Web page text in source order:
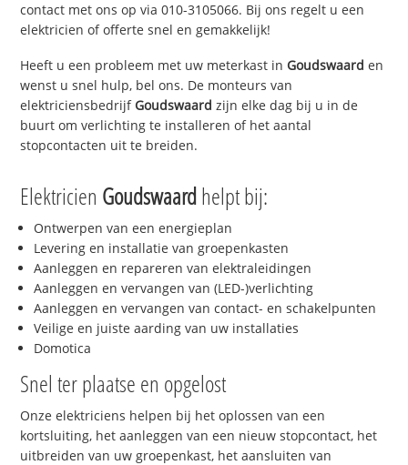
contact met ons op via 010-3105066. Bij ons regelt u een
elektricien of offerte snel en gemakkelijk!
Heeft u een probleem met uw meterkast in Goudswaard en
wenst u snel hulp, bel ons. De monteurs van
elektriciensbedrijf Goudswaard zijn elke dag bij u in de
buurt om verlichting te installeren of het aantal
stopcontacten uit te breiden.
Elektricien Goudswaardhelpt bij:
Ontwerpen van een energieplan
Levering en installatie van groepenkasten
Aanleggen en repareren van elektraleidingen
Aanleggen en vervangen van (LED-)verlichting
Aanleggen en vervangen van contact- en schakelpunten
Veilige en juiste aarding van uw installaties
Domotica
Snel ter plaatse en opgelost
Onze elektriciens helpen bij het oplossen van een
kortsluiting, het aanleggen van een nieuw stopcontact, het
uitbreiden van uw groepenkast, het aansluiten van